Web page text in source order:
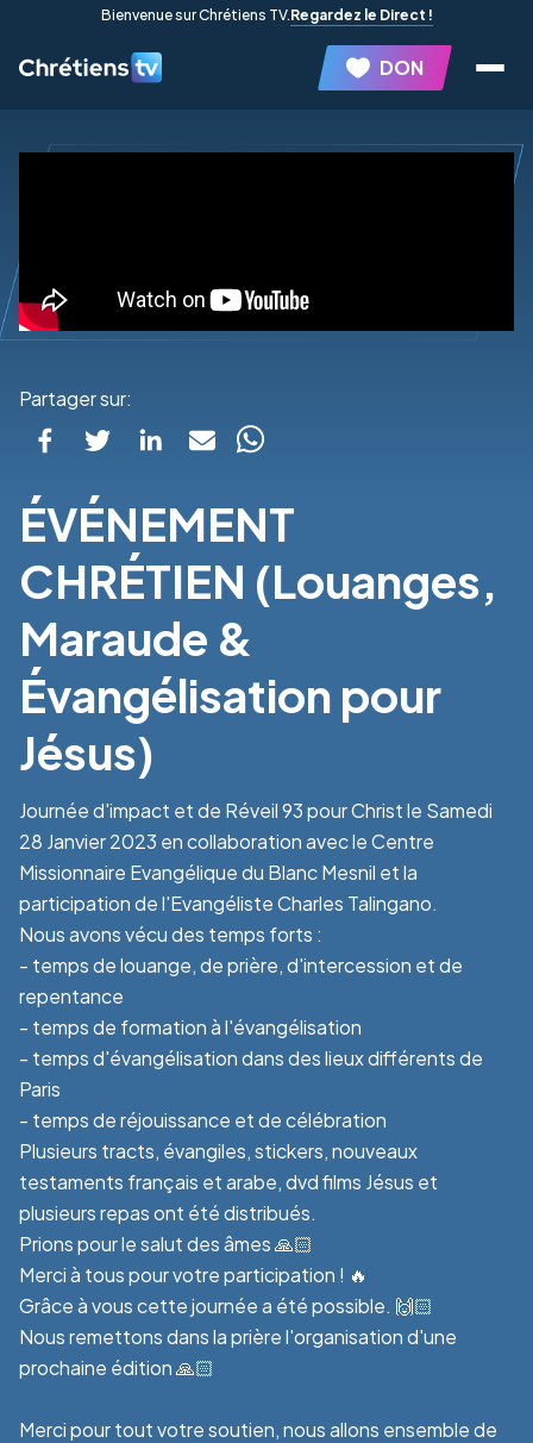
Bienvenue sur Chrétiens TV.Regardez le Direct !
DON
Partager sur:
ÉVÉNEMENT
CHRÉTIEN (Louanges,
Maraude &
Évangélisation pour
Jésus)
Journée d'impact et de Réveil 93 pour Christ le Samedi
28 Janvier 2023 en collaboration avec le Centre
Missionnaire Evangélique du Blanc Mesnil et la
participation de l'Evangéliste Charles Talingano.
Nous avons vécu des temps forts :
- temps de louange, de prière, d'intercession et de
repentance
- temps de formation à l'évangélisation
- temps d'évangélisation dans des lieux différents de
Paris
- temps de réjouissance et de célébration
Plusieurs tracts, évangiles, stickers, nouveaux
testaments français et arabe, dvd films Jésus et
plusieurs repas ont été distribués.
Prions pour le salut des âmes 🙏🏻
Merci à tous pour votre participation ! 🔥
Grâce à vous cette journée a été possible. 🙌🏻
Nous remettons dans la prière l'organisation d'une
prochaine édition 🙏🏻
Merci pour tout votre soutien, nous allons ensemble de